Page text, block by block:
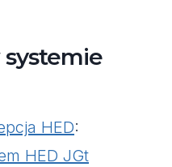
systemie
HED:
HED JGt